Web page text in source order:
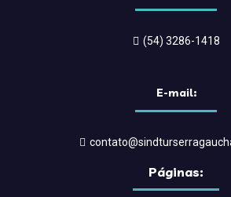
(54) 3286-1418
E-mail:
Páginas: